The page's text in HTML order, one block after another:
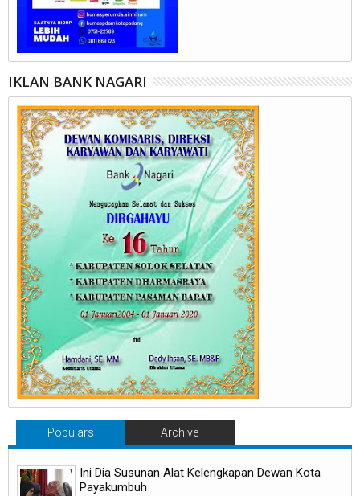
IKLAN BANK NAGARI
Populars Archive
Ini Dia Susunan Alat Kelengkapan Dewan Kota
Payakumbuh